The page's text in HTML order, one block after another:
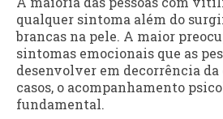
qualquer sintoma além do
brancas na pele. A maior
sintomas emocionais que as
desenvolver em decorrência da
casos, o acompanhamento
fundamental.